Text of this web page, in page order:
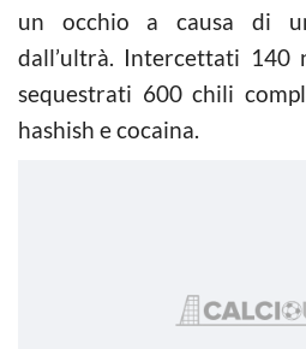
un occhio a causa di
dall’ultrà. Intercettati 140
sequestrati 600 chili
hashish e cocaina.